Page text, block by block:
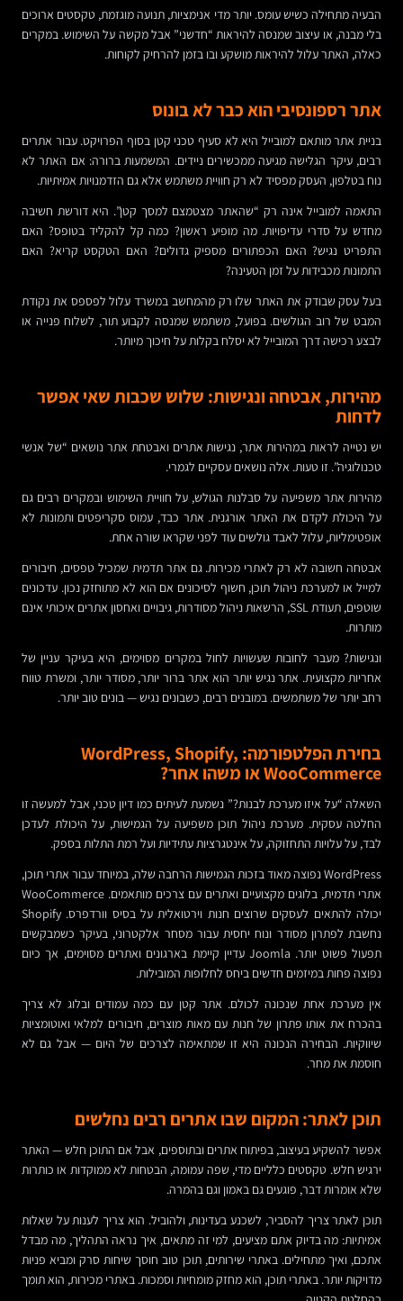
הבעיה מתחילה כשיש עומס. יותר מדי אנימציות, תנועה מוגזמת, טקסטים ארוכים
בלי מבנה, או עיצוב שמנסה להיראות “חדשני” אבל מקשה על השימוש. במקרים
כאלה, האתר עלול להיראות מושקע ובו בזמן להרחיק לקוחות.
אתר רספונסיבי הוא כבר לא בונוס
בניית אתר מותאם למובייל היא לא סעיף טכני קטן בסוף הפרויקט. עבור אתרים
רבים, עיקר הגלישה מגיעה ממכשירים ניידים. המשמעות ברורה: אם האתר לא
נוח בטלפון, העסק מפסיד לא רק חוויית משתמש אלא גם הזדמנויות אמיתיות.
התאמה למובייל אינה רק “שהאתר מצטמצם למסך קטן”. היא דורשת חשיבה
מחדש על סדרי עדיפויות. מה מופיע ראשון? כמה קל להקליד בטופס? האם
התפריט נגיש? האם הכפתורים מספיק גדולים? האם הטקסט קריא? האם
התמונות מכבידות על זמן הטעינה?
בעל עסק שבודק את האתר שלו רק מהמחשב במשרד עלול לפספס את נקודת
המבט של רוב הגולשים. בפועל, משתמש שמנסה לקבוע תור, לשלוח פנייה או
לבצע רכישה דרך המובייל לא יסלח בקלות על חיכוך מיותר.
מהירות, אבטחה ונגישות: שלוש שכבות שאי אפשר
לדחות
יש נטייה לראות במהירות אתר, נגישות אתרים ואבטחת אתר נושאים “של אנשי
טכנולוגיה”. זו טעות. אלה נושאים עסקיים לגמרי.
מהירות אתר משפיעה על סבלנות הגולש, על חוויית השימוש ובמקרים רבים גם
על היכולת לקדם את האתר אורגנית. אתר כבד, עמוס סקריפטים ותמונות לא
אופטימליות, עלול לאבד גולשים עוד לפני שקראו שורה אחת.
אבטחה חשובה לא רק לאתרי מכירות. גם אתר תדמית שמכיל טפסים, חיבורים
למייל או למערכת ניהול תוכן, חשוף לסיכונים אם הוא לא מתוחזק נכון. עדכונים
שוטפים, תעודת SSL, הרשאות ניהול מסודרות, גיבויים ואחסון אתרים איכותי אינם
מותרות.
ונגישות? מעבר לחובות שעשויות לחול במקרים מסוימים, היא בעיקר עניין של
אחריות מקצועית. אתר נגיש יותר הוא אתר ברור יותר, מסודר יותר, ומשרת טווח
רחב יותר של משתמשים. במובנים רבים, כשבונים נגיש — בונים טוב יותר.
בחירת הפלטפורמה: WordPress, Shopify,
WooCommerce או משהו אחר?
השאלה “על איזו מערכת לבנות?” נשמעת לעיתים כמו דיון טכני, אבל למעשה זו
החלטה עסקית. מערכת ניהול תוכן משפיעה על הגמישות, על היכולת לעדכן
לבד, על עלויות התחזוקה, על אינטגרציות עתידיות ועל רמת התלות בספק.
WordPress נפוצה מאוד בזכות הגמישות הרחבה שלה, במיוחד עבור אתרי תוכן,
אתרי תדמית, בלוגים מקצועיים ואתרים עם צרכים מותאמים. WooCommerce
יכולה להתאים לעסקים שרוצים חנות וירטואלית על בסיס וורדפרס. Shopify
נחשבת לפתרון מסודר ונוח יחסית עבור מסחר אלקטרוני, בעיקר כשמבקשים
תפעול פשוט יותר. Joomla עדיין קיימת בארגונים ואתרים מסוימים, אך כיום
נפוצה פחות במיזמים חדשים ביחס לחלופות המובילות.
אין מערכת אחת שנכונה לכולם. אתר קטן עם כמה עמודים ובלוג לא צריך
בהכרח את אותו פתרון של חנות עם מאות מוצרים, חיבורים למלאי ואוטומציות
שיווקיות. הבחירה הנכונה היא זו שמתאימה לצרכים של היום — אבל גם לא
חוסמת את מחר.
תוכן לאתר: המקום שבו אתרים רבים נחלשים
אפשר להשקיע בעיצוב, בפיתוח אתרים ובתוספים, אבל אם התוכן חלש — האתר
ירגיש חלש. טקסטים כלליים מדי, שפה עמומה, הבטחות לא ממוקדות או כותרות
שלא אומרות דבר, פוגעים גם באמון וגם בהמרה.
תוכן לאתר צריך להסביר, לשכנע בעדינות, ולהוביל. הוא צריך לענות על שאלות
אמיתיות: מה בדיוק אתם מציעים, למי זה מתאים, איך נראה התהליך, מה מבדל
אתכם, ואיך מתחילים. באתרי שירותים, תוכן טוב חוסך שיחות סרק ומביא פניות
מדויקות יותר. באתרי תוכן, הוא מחזק מומחיות וסמכות. באתרי מכירות, הוא תומך